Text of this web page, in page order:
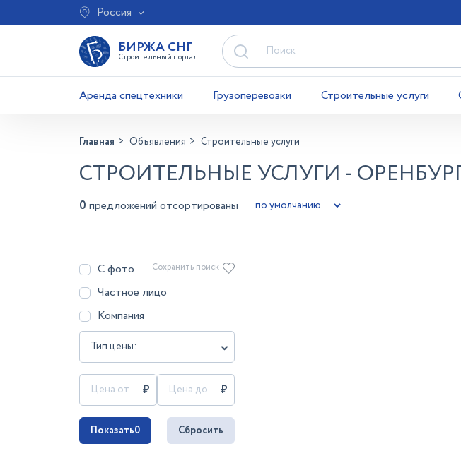
Россия
БИРЖА СНГ
Строительный портал
Аренда спецтехники Грузоперевозки Строительные услуги
Главная Объявления Строительные услуги
СТРОИТЕЛЬНЫЕ УСЛУГИ -
0 предложений отсортированы
С фото
Частное лицо
Компания
Тип цены:
Сохранить поиск
Показать0 Сбросить